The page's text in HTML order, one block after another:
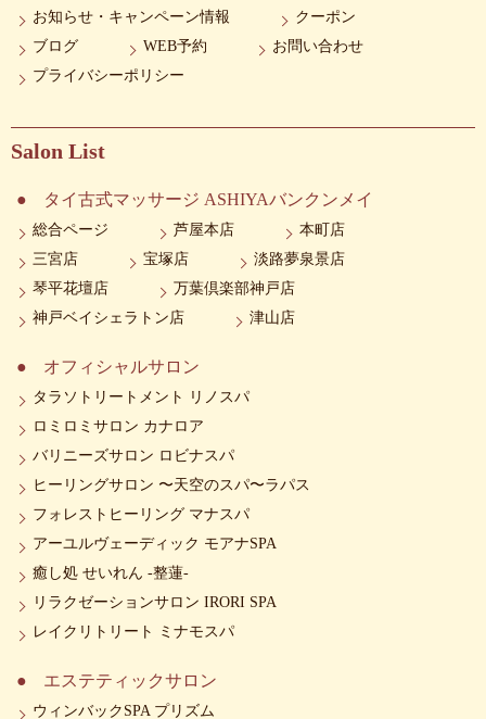
お知らせ・キャンペーン情報
クーポン
ブログ
WEB予約
お問い合わせ
プライバシーポリシー
Salon List
タイ古式マッサージ ASHIYAバンクンメイ
総合ページ 芦屋本店
本町店
三宮店
宝塚店
淡路夢泉景店
琴平花壇店
万葉倶楽部神戸店
神戸ベイシェラトン店
津山店
オフィシャルサロン
タラソトリートメント リノスパ
ロミロミサロン カナロア
バリニーズサロン ロビナスパ
ヒーリングサロン 〜天空のスパ〜ラパス
フォレストヒーリング マナスパ
アーユルヴェーディック モアナSPA
癒し処 せいれん -整蓮-
リラクゼーションサロン IRORI SPA
レイクリトリート ミナモスパ
エステティックサロン
ウィンバックSPA プリズム